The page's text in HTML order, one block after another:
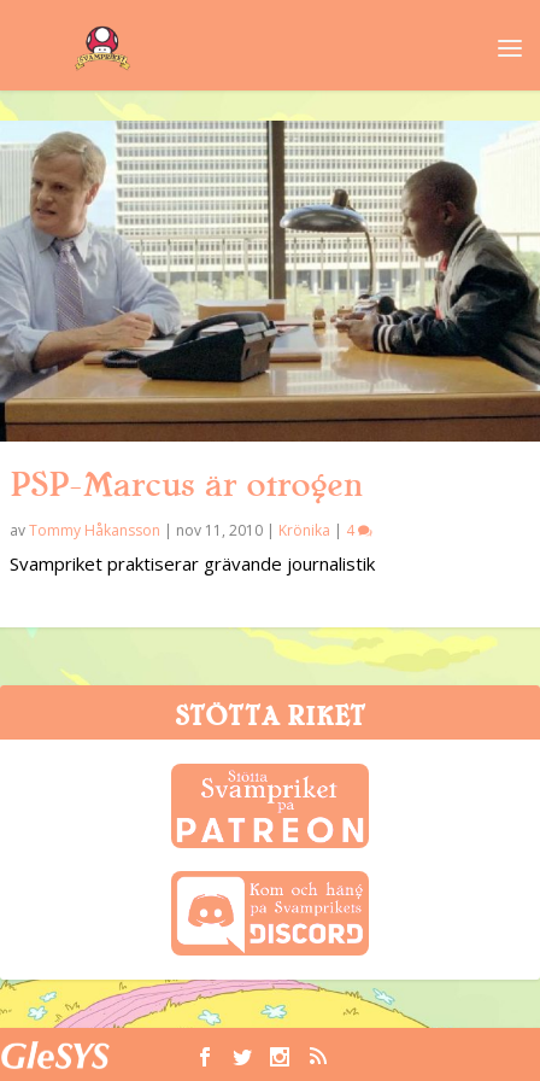
PSP-Marcus är otrogen
avTommy Håkansson | nov 11, 2010 | Krönika | 4
Svampriket praktiserar grävande journalistik
STÖTTA RIKET